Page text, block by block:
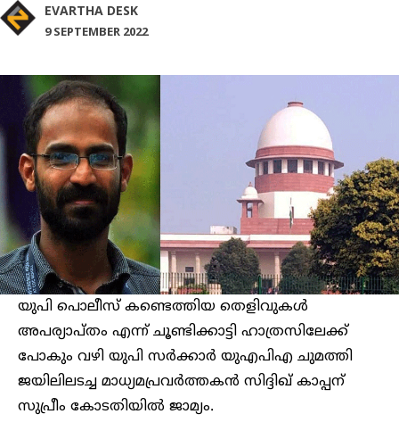
EVARTHA DESK
9 SEPTEMBER 2022
യുപി പൊലീസ് കണ്ടെത്തിയ തെളിവുകള്‍
അപര്യാപ്‍തം എന്ന് ചൂണ്ടിക്കാട്ടി ഹാത്രസിലേക്ക്
പോകും വഴി യുപി സർക്കാര്‍ യുഎപിഎ ചുമത്തി
ജയിലിലടച്ച മാധ്യമപ്രവ‍ർത്തകൻ സിദ്ദിഖ് കാപ്പന്
സുപ്രീം കോടതിയിൽ ജാമ്യം.